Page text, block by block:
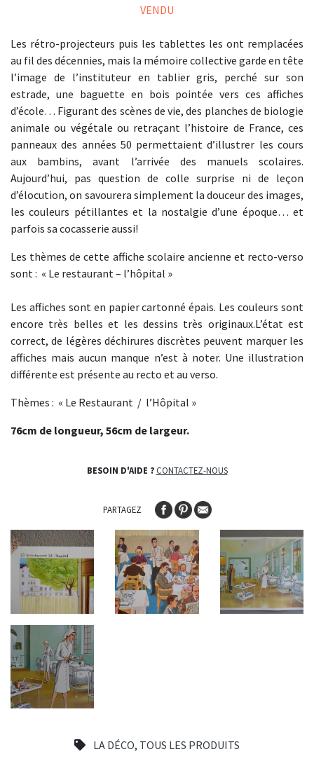
LA DÉCO, TOUS LES PRODUITS
VENDU
Les rétro-projecteurs puis les tablettes les ont remplacées
au fil des décennies, mais la mémoire collective garde en tête
l’image de l’instituteur en tablier gris, perché sur son
estrade, une baguette en bois pointée vers ces affiches
d’école… Figurant des scènes de vie, des planches de biologie
animale ou végétale ou retraçant l’histoire de France, ces
panneaux des années 50 permettaient d’illustrer les cours
aux bambins, avant l’arrivée des manuels scolaires.
Aujourd’hui, pas question de colle surprise ni de leçon
d’élocution, on savourera simplement la douceur des images,
les couleurs pétillantes et la nostalgie d’une époque… et
parfois sa cocasserie aussi!
Les thèmes de cette affiche scolaire ancienne et recto-verso
sont : « Le restaurant – l’hôpital »
Les affiches sont en papier cartonné épais. Les couleurs sont
encore très belles et les dessins très originaux.L’état est
correct, de légères déchirures discrètes peuvent marquer les
affiches mais aucun manque n’est à noter. Une illustration
différente est présente au recto et au verso.
Thèmes : « Le Restaurant / l’Hôpital »
76cm de longueur, 56cm de largeur.
BESOIN D'AIDE ? CONTACTEZ-NOUS
PARTAGEZ